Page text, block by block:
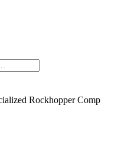
Rockhopper Comp